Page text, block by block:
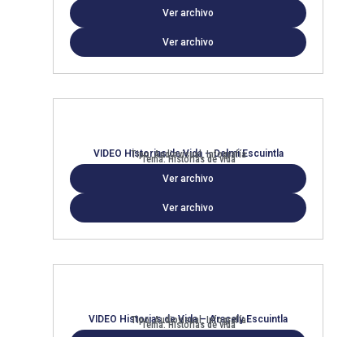
Ver archivo
Ver archivo
VIDEO Historias de Vida – Delmi Escuintla
Tema: Historias de vida
Tipo: Audiovisual, Infografía
Ver archivo
Ver archivo
VIDEO Historias de Vida – Aracely Escuintla
Tema: Historias de vida
Tipo: Audiovisual, Infografía